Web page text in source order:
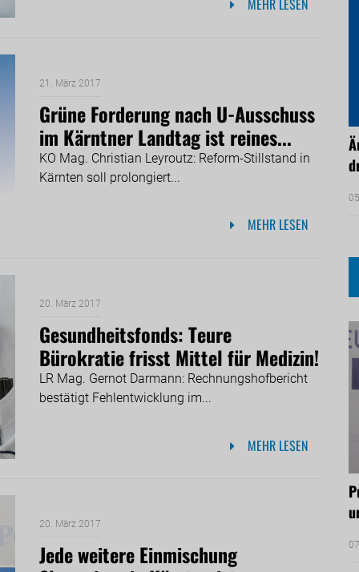
MEHR LESEN
21. März 2017
Grüne Forderung nach U-Ausschuss
im Kärntner Landtag ist reines...
KO Mag. Christian Leyroutz: Reform-Stillstand in
Kärnten soll prolongiert...
MEHR LESEN
20. März 2017
Gesundheitsfonds: Teure
Bürokratie frisst Mittel für Medizin!
LR Mag. Gernot Darmann: Rechnungshofbericht
bestätigt Fehlentwicklung im...
MEHR LESEN
20. März 2017
Jede weitere Einmischung